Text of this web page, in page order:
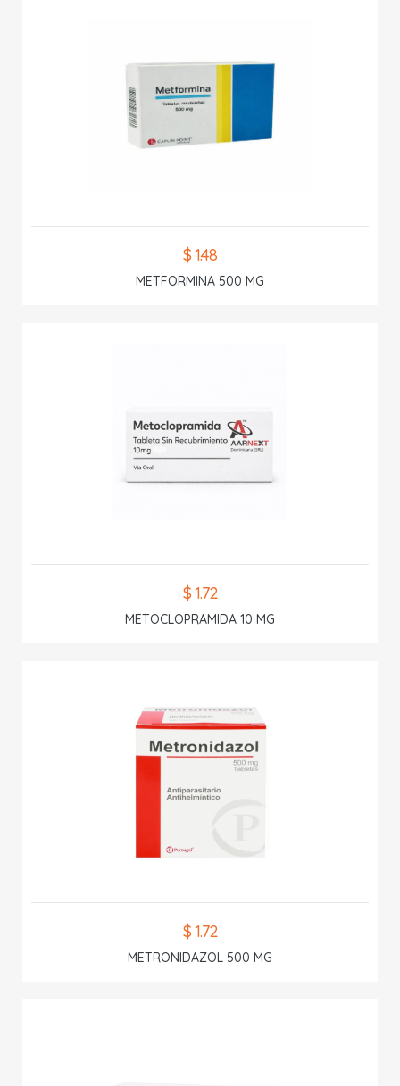
$ 1.48
METFORMINA 500 MG
$ 1.72
METOCLOPRAMIDA 10 MG
$ 1.72
METRONIDAZOL 500 MG